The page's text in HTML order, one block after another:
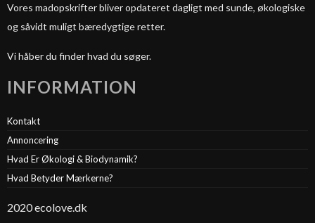
Vores madopskrifter bliver opdateret dagligt med sunde, økologiske
og såvidt muligt bæredygtige retter.
Vi håber du finder hvad du søger.
INFORMATION
Kontakt
Annoncering
Hvad Er Økologi & Biodynamik?
Hvad Betyder Mærkerne?
2020 ecolove.dk